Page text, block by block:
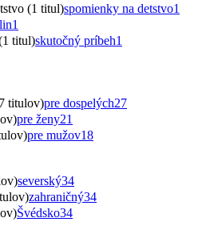
(1 titul)spomienky na detstvo1
1
titul)skutočný príbeh1
titulov)pre dospelých27
pre ženy21
pre mužov18
severský34
zahraničný34
Švédsko34